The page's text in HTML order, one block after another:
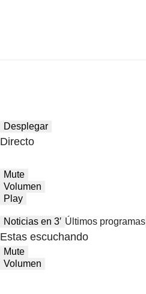
Desplegar
Directo
Mute
Volumen
Play
Noticias en 3′ Últimos programas
Estas escuchando
Mute
Volumen